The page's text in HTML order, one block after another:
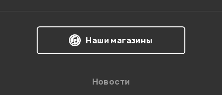
классный продукт)
цена полностью оправдана.Наши магазины
Новости